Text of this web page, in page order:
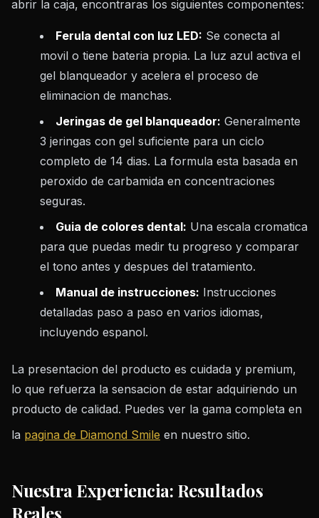
abrir la caja, encontraras los siguientes componentes:
Ferula dental con luz LED: Se conecta al
movil o tiene bateria propia. La luz azul activa el
gel blanqueador y acelera el proceso de
eliminacion de manchas.
Jeringas de gel blanqueador: Generalmente
3 jeringas con gel suficiente para un ciclo
completo de 14 dias. La formula esta basada en
peroxido de carbamida en concentraciones
seguras.
Guia de colores dental: Una escala cromatica
para que puedas medir tu progreso y comparar
el tono antes y despues del tratamiento.
Manual de instrucciones: Instrucciones
detalladas paso a paso en varios idiomas,
incluyendo espanol.
La presentacion del producto es cuidada y premium,
lo que refuerza la sensacion de estar adquiriendo un
producto de calidad. Puedes ver la gama completa en
la pagina de Diamond Smile en nuestro sitio.
Nuestra Experiencia: Resultados
Reales